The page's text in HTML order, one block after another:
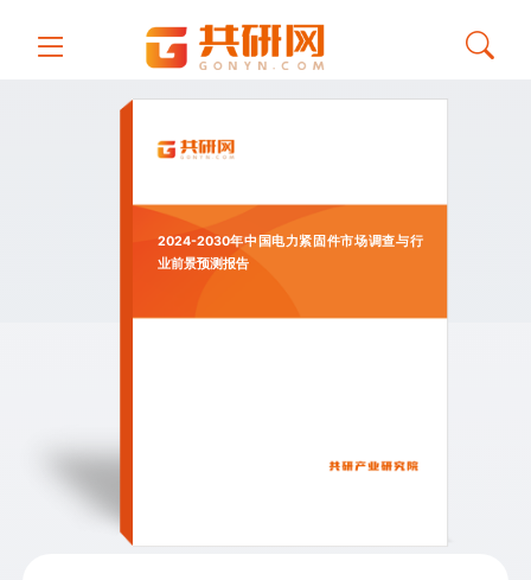
2024-2030年中国电力紧固件市场调查与行
业前景预测报告